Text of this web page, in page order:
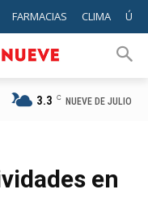
FARMACIAS CLIMA
3.3 C NUEVE DE JULIO
en